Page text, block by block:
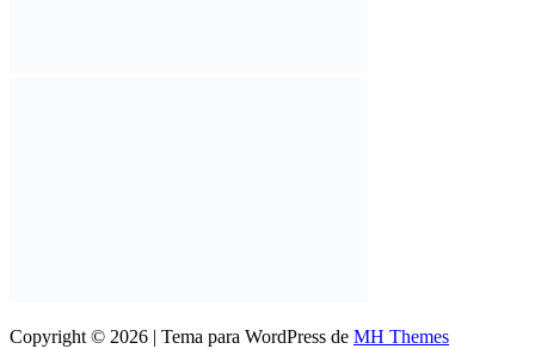
Copyright © 2026 | Tema para WordPress de MH Themes